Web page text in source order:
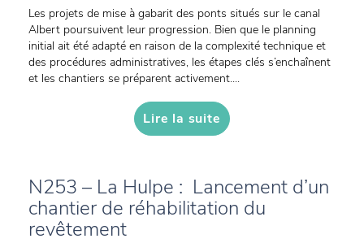
Les projets de mise à gabarit des ponts situés sur le canal
Albert poursuivent leur progression. Bien que le planning
initial ait été adapté en raison de la complexité technique et
des procédures administratives, les étapes clés s’enchaînent
et les chantiers se préparent activement....
Lire la suite
N253 – La Hulpe : Lancement d’un
chantier de réhabilitation du
revêtement